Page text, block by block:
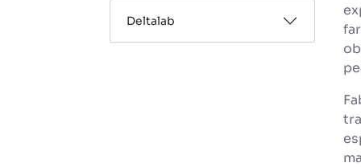
Deltalab